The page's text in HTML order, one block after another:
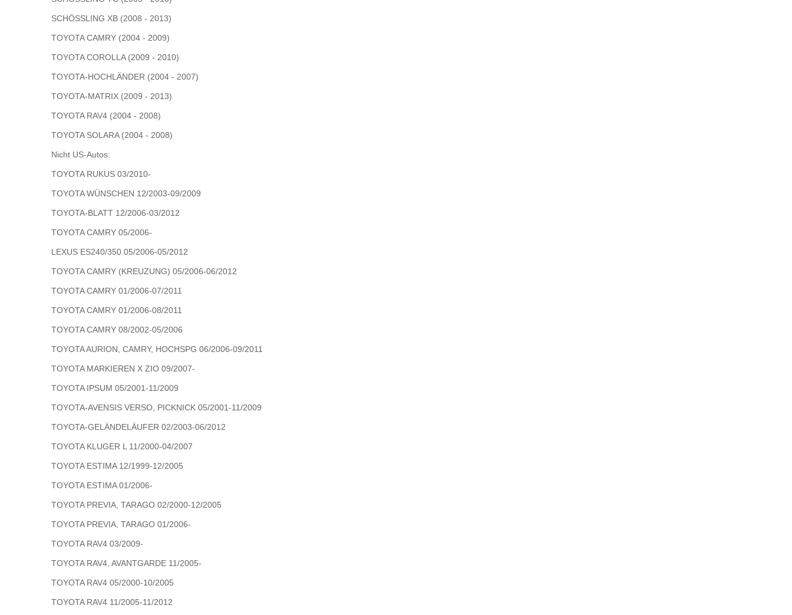
SCHÖSSLING XB (2008 - 2013)
TOYOTA CAMRY (2004 - 2009)
TOYOTA COROLLA (2009 - 2010)
TOYOTA-HOCHLÄNDER (2004 - 2007)
TOYOTA-MATRIX (2009 - 2013)
TOYOTA RAV4 (2004 - 2008)
TOYOTA SOLARA (2004 - 2008)
Nicht US-Autos:
TOYOTA RUKUS 03/2010-
TOYOTA WÜNSCHEN 12/2003-09/2009
TOYOTA-BLATT 12/2006-03/2012
TOYOTA CAMRY 05/2006-
LEXUS ES240/350 05/2006-05/2012
TOYOTA CAMRY (KREUZUNG) 05/2006-06/2012
TOYOTA CAMRY 01/2006-07/2011
TOYOTA CAMRY 01/2006-08/2011
TOYOTA CAMRY 08/2002-05/2006
TOYOTA AURION, CAMRY, HOCHSPG 06/2006-09/2011
TOYOTA MARKIEREN X ZIO 09/2007-
TOYOTA IPSUM 05/2001-11/2009
TOYOTA-AVENSIS VERSO, PICKNICK 05/2001-11/2009
TOYOTA-GELÄNDELÄUFER 02/2003-06/2012
TOYOTA KLUGER L 11/2000-04/2007
TOYOTA ESTIMA 12/1999-12/2005
TOYOTA ESTIMA 01/2006-
TOYOTA PREVIA, TARAGO 02/2000-12/2005
TOYOTA PREVIA, TARAGO 01/2006-
TOYOTA RAV4 03/2009-
TOYOTA RAV4, AVANTGARDE 11/2005-
TOYOTA RAV4 05/2000-10/2005
TOYOTA RAV4 11/2005-11/2012